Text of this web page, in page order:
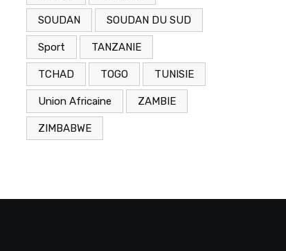
SOUDAN SOUDAN DU SUD
Sport TANZANIE
TCHAD TOGO TUNISIE
Union Africaine ZAMBIE
ZIMBABWE